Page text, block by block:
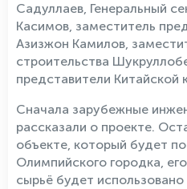
Садуллаев, Генеральный
Касимов, заместитель
Азизжон Камилов,
строительства
представители Китайской
Сначала зарубежные
рассказали о проекте.
объекте, который будет
Олимпийского городка,
сырьё будет